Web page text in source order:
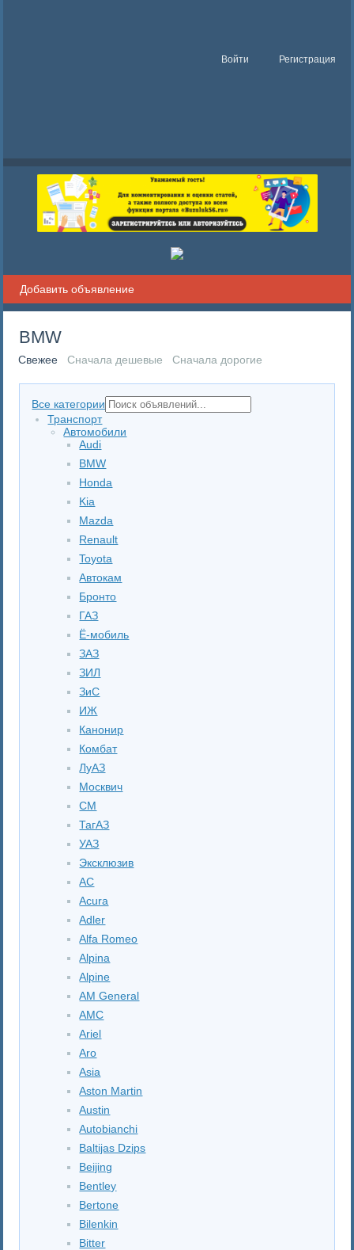
Войти Регистрация
Добавить объявление
BMW
Свежее Сначала дешевые Сначала дорогие
Все категории
Транспорт
Автомобили
Audi
BMW
Honda
Kia
Mazda
Renault
Toyota
Автокам
Бронто
ГАЗ
Ё-мобиль
ЗАЗ
ЗИЛ
ЗиС
ИЖ
Канонир
Комбат
ЛуАЗ
Москвич
СМ
ТагАЗ
УАЗ
Эксклюзив
AC
Acura
Adler
Alfa Romeo
Alpina
Alpine
AM General
AMC
Ariel
Aro
Asia
Aston Martin
Austin
Autobianchi
Baltijas Dzips
Beijing
Bentley
Bertone
Bilenkin
Bitter